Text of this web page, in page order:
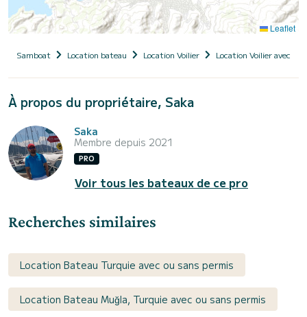
Leaflet
Samboat Location bateau Location Voilier Location Voilier avec
À propos du propriétaire, Saka
Saka
Membre depuis 2021
PRO
Voir tous les bateaux de ce pro
Recherches similaires
Location Bateau Turquie avec ou sans permis
Location Bateau Muğla, Turquie avec ou sans permis